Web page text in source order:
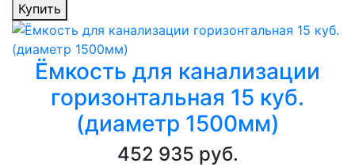
Купить
Ёмкость для канализации
горизонтальная 15 куб.
(диаметр 1500мм)
452 935 руб.